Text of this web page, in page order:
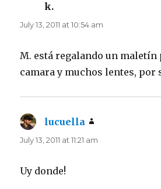
k.
July 13, 2011 at 10:54 am
M. está regalando un maletín
camara y muchos lentes,
lucuella
July 13, 2011 at 11:21 am
Uy donde!